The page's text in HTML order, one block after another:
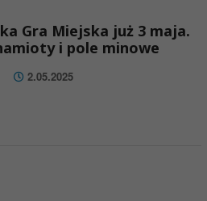
Gra Miejska już 3 maja.
i pole minowe
2.05.2025